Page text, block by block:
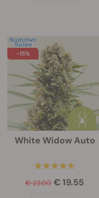
-15%
White Widow Auto
€ 23.00 € 19.55